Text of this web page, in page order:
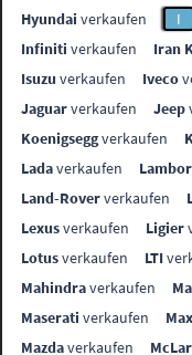
Hyundai verkaufen I
Infiniti verkaufen Iran
Isuzu verkaufen Iveco
Jaguarverkaufen Jeep
Koenigseggverkaufen
Ladaverkaufen
Land-Roververkaufen
Lexusverkaufen Ligier
Lotusverkaufen LTI
Mahindraverkaufen
Maserati verkaufen
Mazdaverkaufen